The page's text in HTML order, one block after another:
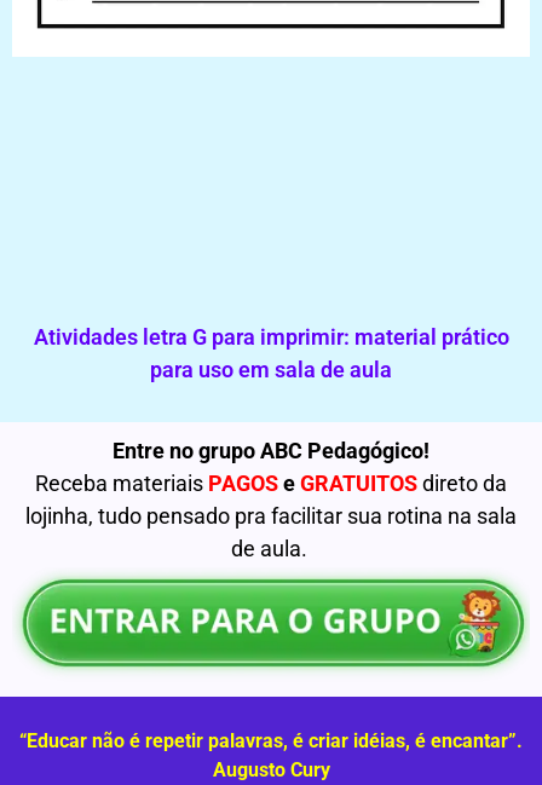
Atividades letra G para imprimir: material prático
para uso em sala de aula
Entre no grupo ABC Pedagógico!
Receba materiais PAGOSeGRATUITOSdireto da
lojinha, tudo pensado pra facilitar sua rotina na sala
de aula.
“Educar não é repetir palavras, é criar idéias, é encantar”.
Augusto Cury